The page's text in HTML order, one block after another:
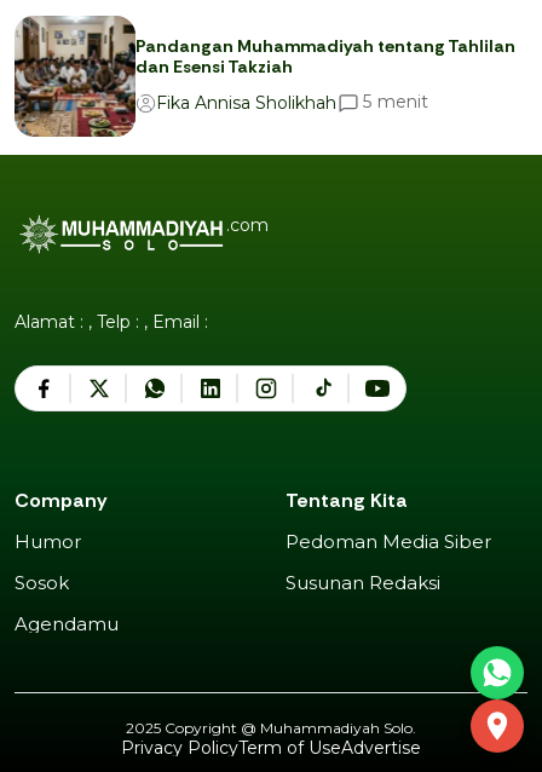
Pandangan Muhammadiyah tentang Tahlilan
dan Esensi Takziah
Fika Annisa Sholikhah
5 menit
.com
Alamat : , Telp : , Email :
Company
Humor
Sosok
Agendamu
Tentang Kita
Pedoman Media Siber
Susunan Redaksi
2025 Copyright @ Muhammadiyah Solo.
Privacy PolicyTerm of UseAdvertise